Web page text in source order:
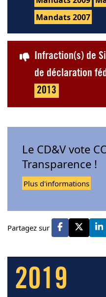
Mandats 2007
Infraction(s) de
de déclaration
2013
Le CD&V vote
Transparence !
Plus d'informations
Partagez sur
2019